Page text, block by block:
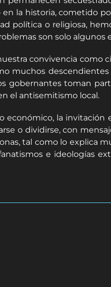
la historia, cometido
política o religiosa,
son solo algunos
convivencia como
muchos
gobernantes toman
el antisemitismo local.
económico, la invitación
o dividirse, con
tal como lo explica
e ideologías